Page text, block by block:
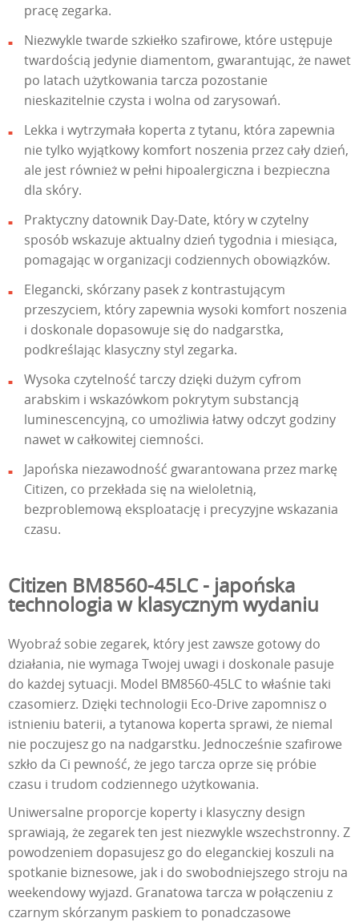
pracę zegarka.
Niezwykle twarde szkiełko szafirowe, które ustępuje
twardością jedynie diamentom, gwarantując, że nawet
po latach użytkowania tarcza pozostanie
nieskazitelnie czysta i wolna od zarysowań.
Lekka i wytrzymała koperta z tytanu, która zapewnia
nie tylko wyjątkowy komfort noszenia przez cały dzień,
ale jest również w pełni hipoalergiczna i bezpieczna
dla skóry.
Praktyczny datownik Day-Date, który w czytelny
sposób wskazuje aktualny dzień tygodnia i miesiąca,
pomagając w organizacji codziennych obowiązków.
Elegancki, skórzany pasek z kontrastującym
przeszyciem, który zapewnia wysoki komfort noszenia
i doskonale dopasowuje się do nadgarstka,
podkreślając klasyczny styl zegarka.
Wysoka czytelność tarczy dzięki dużym cyfrom
arabskim i wskazówkom pokrytym substancją
luminescencyjną, co umożliwia łatwy odczyt godziny
nawet w całkowitej ciemności.
Japońska niezawodność gwarantowana przez markę
Citizen, co przekłada się na wieloletnią,
bezproblemową eksploatację i precyzyjne wskazania
czasu.
Citizen BM8560-45LC - japońska
technologia w klasycznym wydaniu
Wyobraź sobie zegarek, który jest zawsze gotowy do
działania, nie wymaga Twojej uwagi i doskonale pasuje
do każdej sytuacji. Model BM8560-45LC to właśnie taki
czasomierz. Dzięki technologii Eco-Drive zapomnisz o
istnieniu baterii, a tytanowa koperta sprawi, że niemal
nie poczujesz go na nadgarstku. Jednocześnie szafirowe
szkło da Ci pewność, że jego tarcza oprze się próbie
czasu i trudom codziennego użytkowania.
Uniwersalne proporcje koperty i klasyczny design
sprawiają, że zegarek ten jest niezwykle wszechstronny. Z
powodzeniem dopasujesz go do eleganckiej koszuli na
spotkanie biznesowe, jak i do swobodniejszego stroju na
weekendowy wyjazd. Granatowa tarcza w połączeniu z
czarnym skórzanym paskiem to ponadczasowe